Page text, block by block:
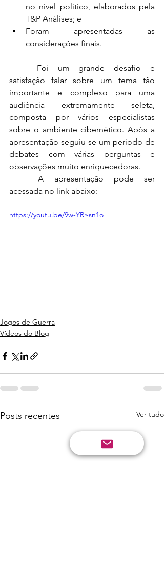
no nível político, elaborados pela
T&P Análises; e
Foram apresentadas as
considerações finais.
satisfação falar sobre um tema tão
importante e complexo para uma
audiência extremamente seleta,
composta por vários especialistas
sobre o ambiente cibernético. Após a
apresentação seguiu-se um período de
debates com várias perguntas e
observações muito enriquecedoras.
	A apresentação pode ser
acessada no link abaixo:
https://youtu.be/9w-YRr-sn1o
Jogos de Guerra
Vídeos do Blog
Posts recentes Ver tudo